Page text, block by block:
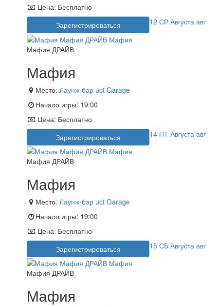
Цена: Бесплатно
Зарегистрироваться
12 СР Августа авг
Мафия ДРАЙВ
Мафия
Место: Лаунж-бар uct Garage
Начало игры: 19:00
Цена: Бесплатно
Зарегистрироваться
14 ПТ Августа авг
Мафия ДРАЙВ
Мафия
Место: Лаунж-бар uct Garage
Начало игры: 19:00
Цена: Бесплатно
Зарегистрироваться
15 СБ Августа авг
Мафия ДРАЙВ
Мафия